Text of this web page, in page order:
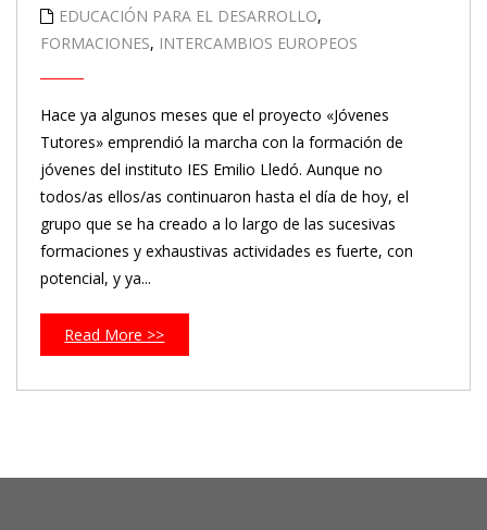
EDUCACIÓN PARA EL DESARROLLO,
FORMACIONES, INTERCAMBIOS EUROPEOS
Hace ya algunos meses que el proyecto «Jóvenes
Tutores» emprendió la marcha con la formación de
jóvenes del instituto IES Emilio Lledó. Aunque no
todos/as ellos/as continuaron hasta el día de hoy, el
grupo que se ha creado a lo largo de las sucesivas
formaciones y exhaustivas actividades es fuerte, con
potencial, y ya...
Read More >>